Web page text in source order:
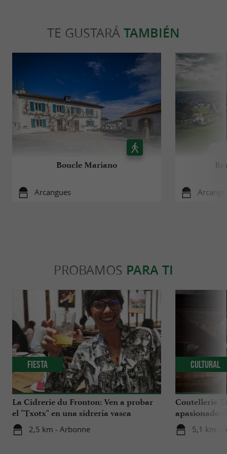
TE GUSTARÁ TAMBIÉN
Boucle Mariano
Arcangues
PROBAMOS PARA TI
La Cidrerie du Fronton: Ven a probar
el "Txotx" en una sidrería vasca
2,5 km - Arbonne
Fiesta
Coutellerie
apasionado
Vasco
5,1 km -
Cultural